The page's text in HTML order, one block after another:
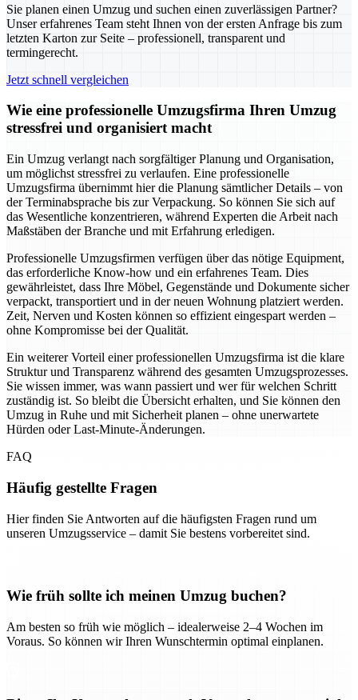
Sie planen einen Umzug und suchen einen zuverlässigen Partner?
Unser erfahrenes Team steht Ihnen von der ersten Anfrage bis zum
letzten Karton zur Seite – professionell, transparent und
termingerecht.
Jetzt schnell vergleichen
Wie eine professionelle Umzugsfirma Ihren Umzug
stressfrei und organisiert macht
Ein Umzug verlangt nach sorgfältiger Planung und Organisation,
um möglichst stressfrei zu verlaufen. Eine professionelle
Umzugsfirma übernimmt hier die Planung sämtlicher Details – von
der Terminabsprache bis zur Verpackung. So können Sie sich auf
das Wesentliche konzentrieren, während Experten die Arbeit nach
Maßstäben der Branche und mit Erfahrung erledigen.
Professionelle Umzugsfirmen verfügen über das nötige Equipment,
das erforderliche Know-how und ein erfahrenes Team. Dies
gewährleistet, dass Ihre Möbel, Gegenstände und Dokumente sicher
verpackt, transportiert und in der neuen Wohnung platziert werden.
Zeit, Nerven und Kosten können so effizient eingespart werden –
ohne Kompromisse bei der Qualität.
Ein weiterer Vorteil einer professionellen Umzugsfirma ist die klare
Struktur und Transparenz während des gesamten Umzugsprozesses.
Sie wissen immer, was wann passiert und wer für welchen Schritt
zuständig ist. So bleibt die Übersicht erhalten, und Sie können den
Umzug in Ruhe und mit Sicherheit planen – ohne unerwartete
Hürden oder Last-Minute-Änderungen.
FAQ
Häufig gestellte Fragen
Hier finden Sie Antworten auf die häufigsten Fragen rund um
unseren Umzugsservice – damit Sie bestens vorbereitet sind.
Wie früh sollte ich meinen Umzug buchen?
Am besten so früh wie möglich – idealerweise 2–4 Wochen im
Voraus. So können wir Ihren Wunschtermin optimal einplanen.